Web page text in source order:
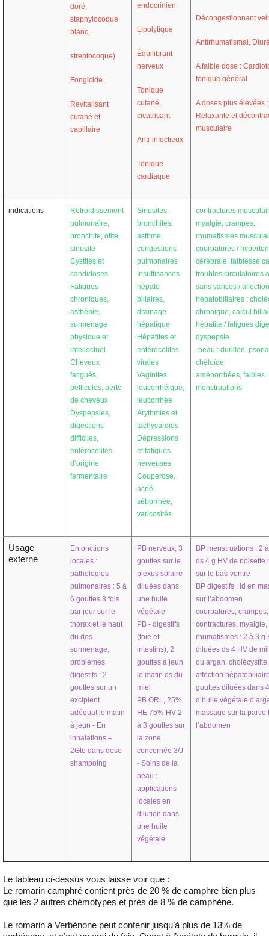
doré,
staphylocoque
blanc,
streptocoque)
Fongicide
Revitalisant
cutané et
capillaire
endocrinien
Lipolytique
Équilibrant
nerveux
Tonique
cutané,
cicatrisant
Anti-infectieux
Tonique
cardiaque
Décongestionnant
Antirhumatismal,
A faible dose :
tonique général
A doses plus élevées :
Relaxante et
musculaire
indications
Refroidissement
pulmonaire,
bronchite, otite,
sinusite
Cystites et
candidoses
Fatigues
chroniques,
asthénie,
surmenage
physique et
intellectuel
Cheveux
fatigués,
pellicules, perte
de cheveux
Dyspepsies,
digestions
difficiles,
entérocolites
d’origine
fermentaire
Sinusites,
bronchites,
asthme,
congestions
pulmonaires
Insuffisances
hépato-
biliaires,
drainage
hépatique
Hépatites et
entérocolites
virales
Vaginites
leucorrhéique,
leucorrhée
Arythmies et
tachycardies
Dépressions
et fatigues
nerveuses
Couperose,
acné,
séborrhée,
varicosités
contractures
myalgie, crampes,
rhumatismes
courbatures /
cérébrale, faiblesse
troubles circulatoires
sans varices /
hépatobiliaires :
chronique, calcul
hépatite / fatigues
dyspepsie
-peau : durillon,
chéloïde
aménorrhées, faibles
menstruations
Usage
externe
En onctions
locales :
pathologies
pulmonaires : 5 à
6 gouttes 3 fois
par jour sur le
thorax et le haut
du dos
surmenage,
problèmes
digestifs : 2
gouttes sur un
excipient
adéquat le matin
à jeun - En
inhalations –
2Gte dans dose
shampoing
PB nerveux, 3
gouttes sur le
plexus solaire
diluées dans
une huile
végétale
PB - digestifs
(foie et
intestins), 2
gouttes à jeun
le matin ds du
miel
PB ORL, 25%
HE 75% HV 2
à 3 gouttes sur
la zone
concernée 3/J
- Soins de la
peau :
applications
locales en
dilution dans
une huile
végétale
BP menstruations : 2
ds 4 g HV de noisette
sur le bas-ventre
BP digestifs : id en
sur l’abdomen
courbatures, crampes,
contractures, myalgie,
rhumatismes : 2 à 3 g
diluées ds 4 HV de
ou argan. cholécystite,
affection
gouttes diluées dans
d’huile végétale
massage sur la partie
l’abdomen
Le tableau ci-dessus vous laisse voir que :
Le romarin camphré contient près de 20 % de camphre bien plus
que les 2 autres chémotypes et près de 8 % de camphène.
Le romarin à Verbénone peut contenir jusqu’à plus de 13% de